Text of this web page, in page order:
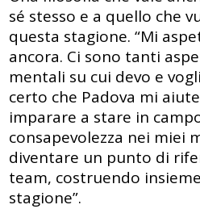
sé stesso e a quello che
questa stagione. “Mi
ancora. Ci sono tanti
mentali su cui devo e
certo che Padova mi
imparare a stare in
consapevolezza nei miei
diventare un punto di
team, costruendo
stagione”.